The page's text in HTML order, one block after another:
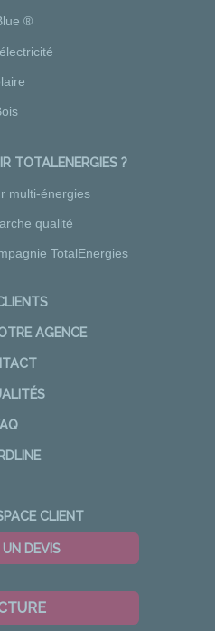
®
TOTALENERGIES ?
multi-énergies
qualité
TotalEnergies
AGENCE
CLIENT
UN DEVIS